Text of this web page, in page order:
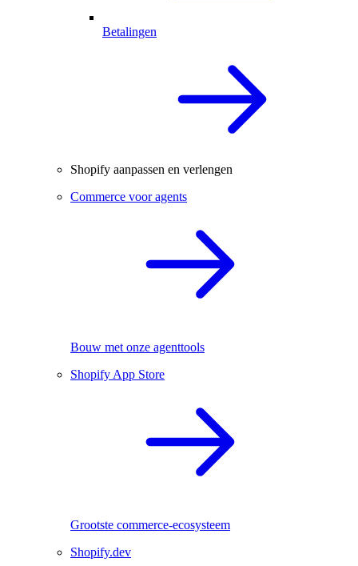
Betalingen
Shopify aanpassen en verlengen
Commerce voor agents
Bouw met onze agenttools
Shopify App Store
Grootste commerce-ecosysteem
Shopify.dev